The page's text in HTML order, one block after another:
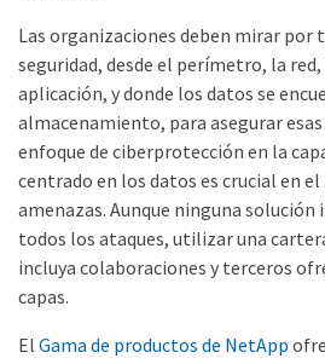
Las organizaciones deben mirar por
seguridad, desde el perímetro, la
aplicación, y donde los datos se
almacenamiento, para asegurar
enfoque de ciberprotección en la
centrado en los datos es crucial en
amenazas. Aunque ninguna
todos los ataques, utilizar una
incluya colaboraciones y terceros
capas.
El Gama de productos de NetApp